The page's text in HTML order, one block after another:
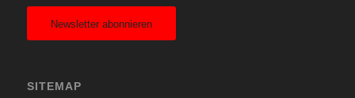
Newsletter abonnieren
SITEMAP